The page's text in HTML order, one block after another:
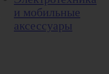
и мобильные
аксессуары